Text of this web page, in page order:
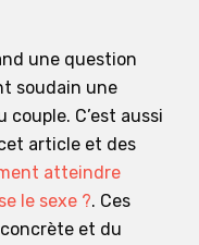
une question
soudain une
C’est aussi
article et des
atteindre
le sexe ?. Ces
et du